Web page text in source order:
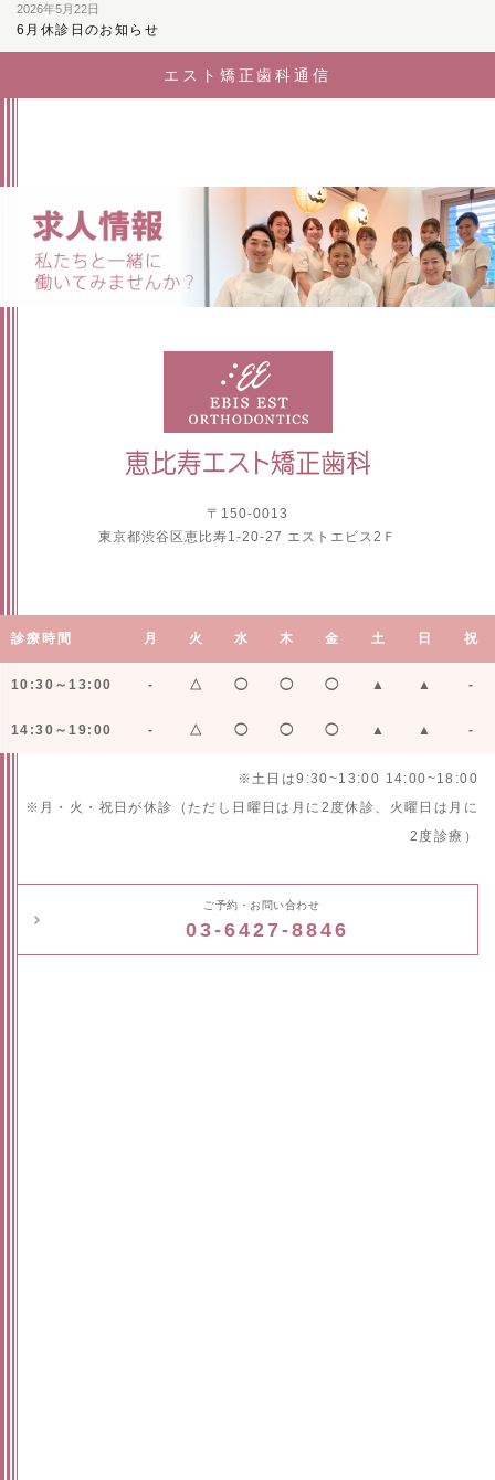
2026年5月22日
6月休診日のお知らせ
エスト矯正歯科通信
〒150-0013
東京都渋谷区恵比寿1-20-27 エストエビス2Ｆ
診療時間 月 火 水 木 金 土 日 祝
10:30～13:00 - △ ◯ ◯ ◯ ▲ ▲ -
14:30～19:00 - △ ◯ ◯ ◯ ▲ ▲ -
※土日は9:30~13:00 14:00~18:00
※月・火・祝日が休診（ただし日曜日は月に2度休診、火曜日は月に
2度診療）
ご予約・お問い合わせ
03-6427-8846